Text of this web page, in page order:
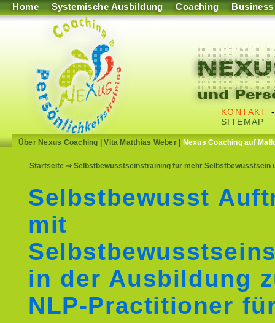
Home Systemische Ausbildung Coaching Business
KONTAKT
SITEMAP
Über Nexus Coaching |Vita Matthias Weber| Nexus Coaching auf
Startseite ⇒ Selbstbewusstseinstraining für mehr Selbstbewusstsein
Selbstbewusst
mit
in der Ausbildung
NLP-Practitioner